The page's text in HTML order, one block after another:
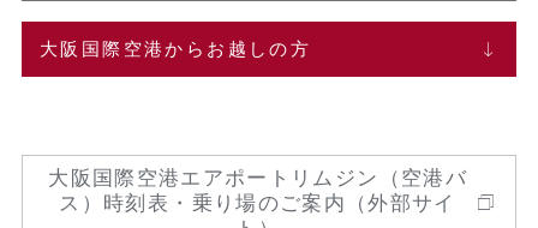
大阪国際空港からお越しの方
大阪国際空港エアポートリムジン（空港バ
ス）時刻表・乗り場のご案内（外部サイ